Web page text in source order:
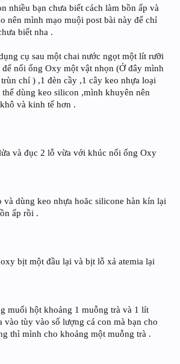
nhiều bạn chưa biết cách làm bồn ấp và
nên mình mạo muội post bài này để chỉ
biết nha .
cụ sau một chai nước ngọt một lít rưỡi
nối ống Oxy một vật nhọn (Ở đây mình
chỉ ) ,1 đèn cầy ,1 cây keo nhựa loại
dùng keo silicon ,mình khuyên nên
và kinh tế hơn .
và đục 2 lỗ vừa với khúc nối ống Oxy
và dùng keo nhựa hoăc silicone hàn kín lại
ấp rồi .
bịt một đầu lại và bịt lỗ xả atemia lại
muối hột khoảng 1 muỗng trà và 1 lít
vào tùy vào số lượng cá con mà bạn cho
thì mình cho khoảng một muỗng trà .